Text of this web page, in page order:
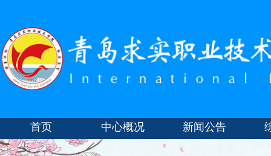
首页 中心概况 新闻公告